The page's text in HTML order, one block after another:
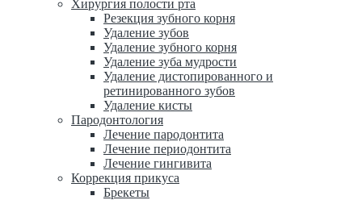
Хирургия полости рта
Резекция зубного корня
Удаление зубов
Удаление зубного корня
Удаление зуба мудрости
Удаление дистопированного и
ретинированного зубов
Удаление кисты
Пародонтология
Лечение пародонтита
Лечение периодонтита
Лечение гингивита
Коррекция прикуса
Брекеты